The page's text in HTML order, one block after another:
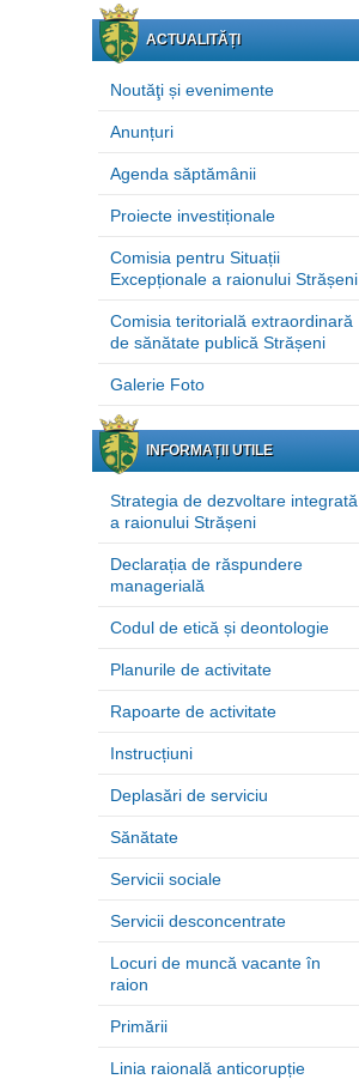
ACTUALITĂȚI
Noutăţi și evenimente
Anunțuri
Agenda săptămânii
Proiecte investiționale
Comisia pentru Situații
Excepționale a raionului Strășeni
Comisia teritorială extraordinară
de sănătate publică Strășeni
Galerie Foto
INFORMAȚII UTILE
Strategia de dezvoltare integrată
a raionului Strășeni
Declarația de răspundere
managerială
Codul de etică și deontologie
Planurile de activitate
Rapoarte de activitate
Instrucțiuni
Deplasări de serviciu
Sănătate
Servicii sociale
Servicii desconcentrate
Locuri de muncă vacante în
raion
Primării
Linia raională anticorupție